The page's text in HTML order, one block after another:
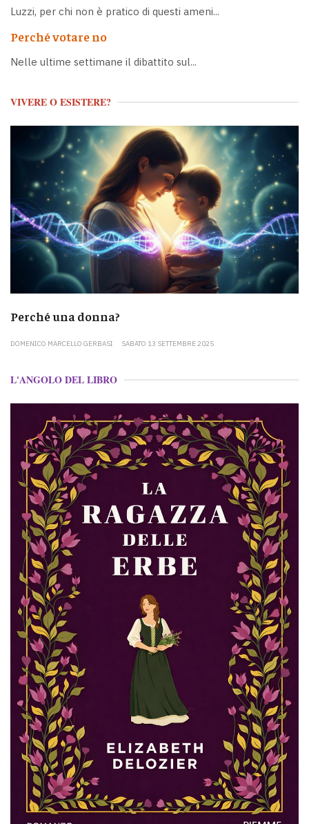
Luzzi, per chi non è pratico di questi ameni...
Perché votare no
Nelle ultime settimane il dibattito sul...
VIVERE O ESISTERE?
Perché una donna?
DOMENICO MARCELLO GERBASI SABATO 13 SETTEMBRE 2025
L'ANGOLO DEL LIBRO